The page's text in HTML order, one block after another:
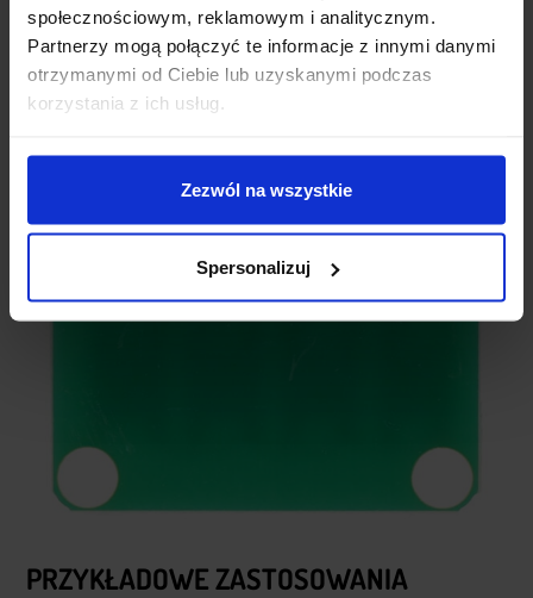
społecznościowym, reklamowym i analitycznym.
Partnerzy mogą połączyć te informacje z innymi danymi
otrzymanymi od Ciebie lub uzyskanymi podczas
korzystania z ich usług.
Zezwól na wszystkie
Spersonalizuj
PRZYKŁADOWE ZASTOSOWANIA